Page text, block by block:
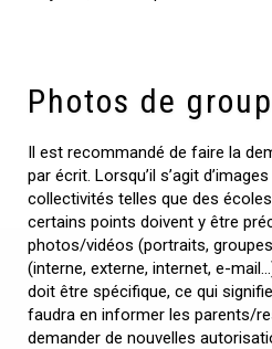
Photos de
Il est recommandé de faire la
par écrit. Lorsqu’il s’agit
collectivités telles que des
certains points doivent y être
photos/vidéos (portraits,
(interne, externe, internet, e-
doit être spécifique, ce qui
faudra en informer les parents/
demander de nouvelles